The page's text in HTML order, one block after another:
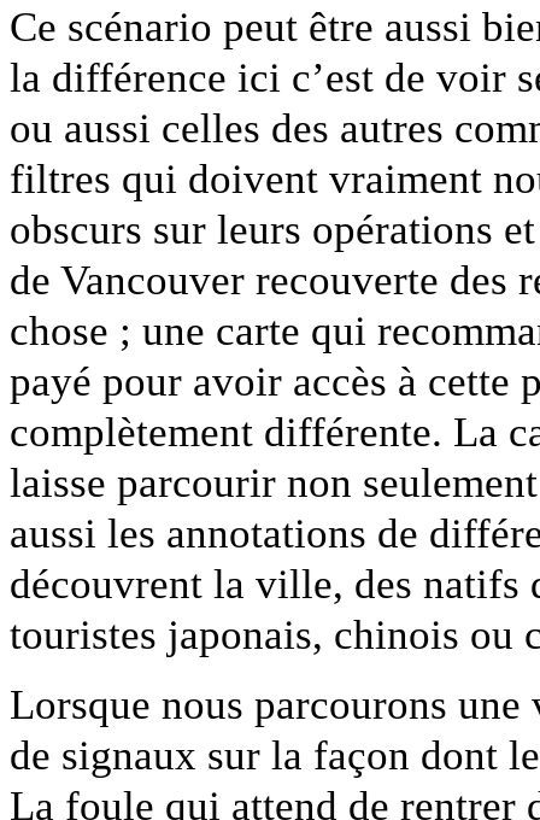
Ce scénario peut être aussi
la différence ici c’est de voir
ou aussi celles des autres
filtres qui doivent vraiment
obscurs sur leurs opérations
de Vancouver recouverte des
chose ; une carte qui
payé pour avoir accès à cette
complètement différente. La
laisse parcourir non
aussi les annotations de
découvrent la ville, des natifs
touristes japonais, chinois ou
Lorsque nous parcourons
de signaux sur la façon dont
La foule qui attend de rentrer